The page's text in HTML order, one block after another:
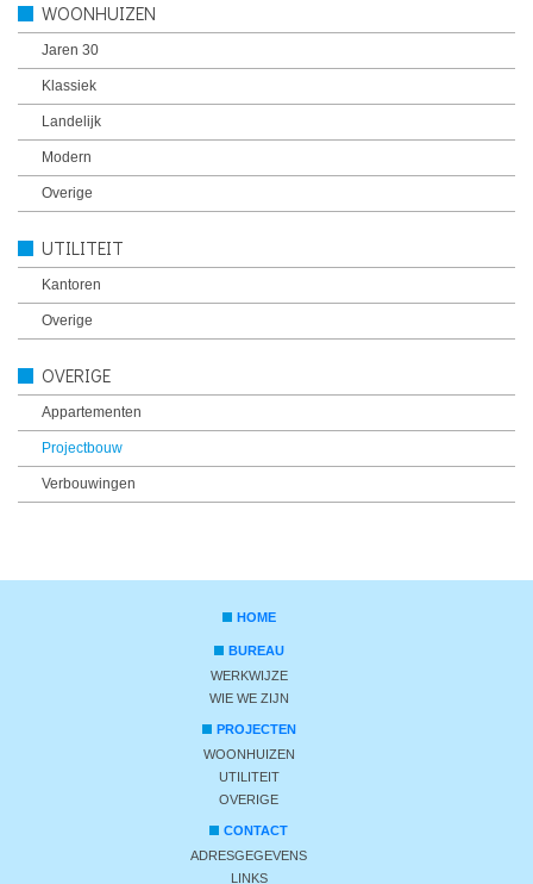
WOONHUIZEN
Jaren 30
Klassiek
Landelijk
Modern
Overige
UTILITEIT
Kantoren
Overige
OVERIGE
Appartementen
Projectbouw
Verbouwingen
HOME
BUREAU
WERKWIJZE
WIE WE ZIJN
PROJECTEN
WOONHUIZEN
UTILITEIT
OVERIGE
CONTACT
ADRESGEGEVENS
LINKS